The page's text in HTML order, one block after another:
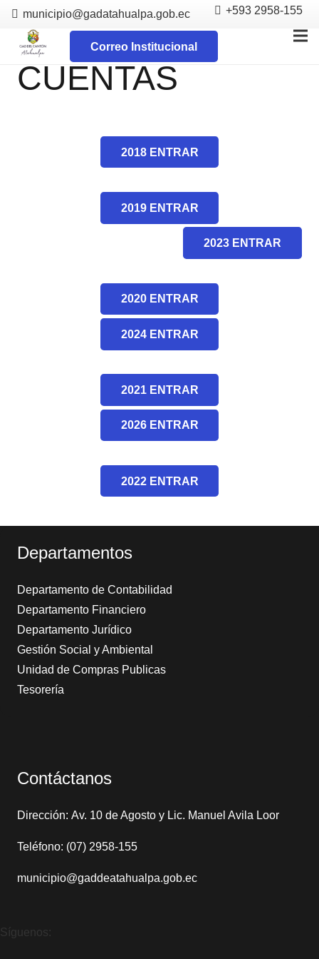
municipio@gadatahualpa.gob.ec +593 2958-155
Correo Institucional
RENDICIÓN DE
CUENTAS
2018 ENTRAR
2019 ENTRAR
2023 ENTRAR
2020 ENTRAR
2024 ENTRAR
2021 ENTRAR
2026 ENTRAR
2022 ENTRAR
Departamentos
Departamento de Contabilidad
Departamento Financiero
Departamento Jurídico
Gestión Social y Ambiental
Unidad de Compras Publicas
Tesorería
Contáctanos
Dirección: Av. 10 de Agosto y Lic. Manuel Avila Loor
Teléfono: (07) 2958-155
municipio@gaddeatahualpa.gob.ec
Síguenos: